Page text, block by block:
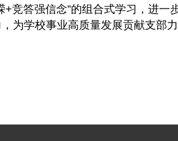
竞答强信念”的组合式学习，进一
为学校事业高质量发展贡献支部力